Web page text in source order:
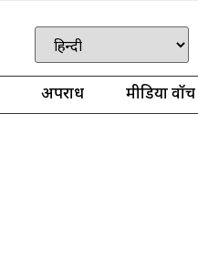
अपराध मीडिया वॉच